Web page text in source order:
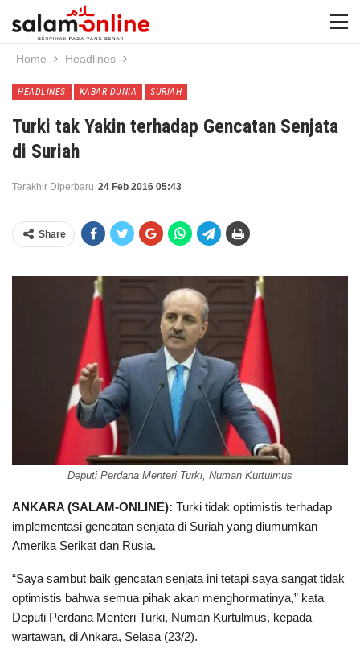
Home Headlines
HEADLINES KABAR DUNIA SURIAH
Turki tak Yakin terhadap Gencatan Senjata
di Suriah
Terakhir Diperbaru 24 Feb 2016 05:43
Share
Deputi Perdana Menteri Turki, Numan Kurtulmus
ANKARA (SALAM-ONLINE): Turki tidak optimistis terhadap
implementasi gencatan senjata di Suriah yang diumumkan
Amerika Serikat dan Rusia.
“Saya sambut baik gencatan senjata ini tetapi saya sangat tidak
optimistis bahwa semua pihak akan menghormatinya,” kata
Deputi Perdana Menteri Turki, Numan Kurtulmus, kepada
wartawan, di Ankara, Selasa (23/2).